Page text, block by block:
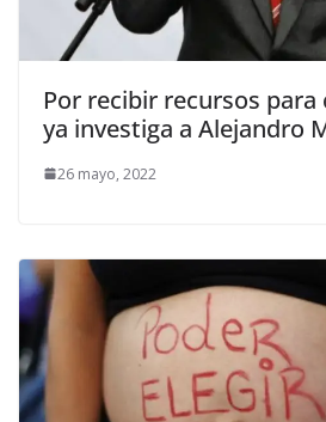
Por recibir recursos para
ya investiga a Alejandro
26 mayo, 2022